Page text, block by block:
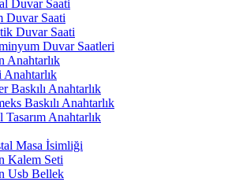
Duvar Saati
Duvar Saati
Duvar Saati
Duvar Saatleri
Anahtarlık
Anahtarlık
Baskılı Anahtarlık
Baskılı Anahtarlık
Tasarım Anahtarlık
Masa İsimliği
Kalem Seti
Usb Bellek